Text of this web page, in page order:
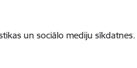
un sociālo mediju sīkdatnes.